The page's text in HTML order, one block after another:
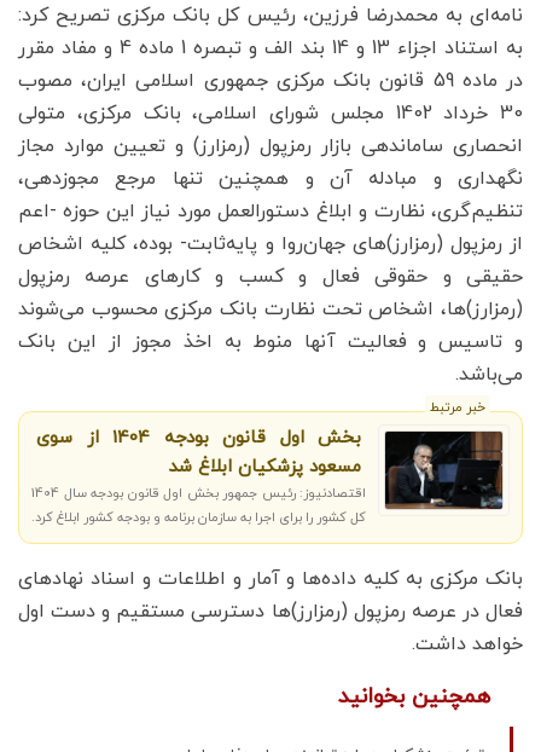
نامه‌ای به محمدرضا فرزین، رئیس کل بانک مرکزی تصریح کرد:
به استناد اجزاء 13 و 14 بند الف و تبصره 1 ماده 4 و مفاد مقرر
در ماده 59 قانون بانک مرکزی جمهوری اسلامی ایران، مصوب
30 خرداد 1402 مجلس شورای اسلامی، بانک مرکزی، متولی
انحصاری ساماندهی بازار رمزپول (رمزارز) و تعیین موارد مجاز
نگهداری و مبادله آن و همچنین تنها مرجع مجوزدهی،
تنظیم‌گری، نظارت و ابلاغ دستورالعمل مورد نیاز این حوزه -اعم
از رمزپول (رمزارز)های جهان‌روا و پایه‌ثابت- بوده، کلیه اشخاص
حقیقی و حقوقی فعال و کسب و کارهای عرصه رمزپول
(رمزارز)ها، اشخاص تحت نظارت بانک مرکزی محسوب می‌شوند
و تاسیس و فعالیت آنها منوط به اخذ مجوز از این بانک
می‌باشد.
خبر مرتبط
بخش اول قانون بودجه 1404 از سوی
مسعود پزشکیان ابلاغ شد
اقتصادنیوز: رئیس جمهور بخش اول قانون بودجه سال 1404
کل کشور را برای اجرا به سازمان برنامه و بودجه کشور ابلاغ کرد.
بانک مرکزی به کلیه داده‌ها و آمار و اطلاعات و اسناد نهادهای
فعال در عرصه رمزپول (رمزارز)ها دسترسی مستقیم و دست اول
خواهد داشت.
همچنین بخوانید